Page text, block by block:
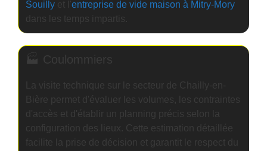
Souillyet l'entreprise de vide maison à Mitry-Mory
dans les temps impartis.
🏭 Coulommiers
La visite technique sur le secteur de Chailly-en-
Bière permet d'évaluer les volumes, les contraintes
d'accès et d'établir un planning précis selon la
configuration des lieux. Cette estimation détaillée
facilite la prise de décision et garantit le respect du